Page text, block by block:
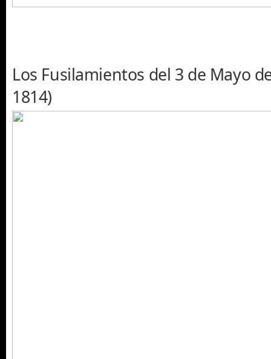
Los Fusilamientos del 3 de Mayo
1814)